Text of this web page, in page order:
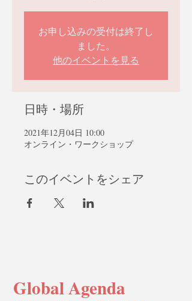
お申し込みの受付は終了し
ました。
他のイベントを見る
日時・場所
2021年12月04日 10:00
オンライン・ワークショップ
このイベントをシェア
Global Agenda